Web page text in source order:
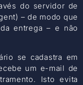
do servidor de
– de modo que
entrega – e não
se cadastra em
um e-mail de
Isto evita